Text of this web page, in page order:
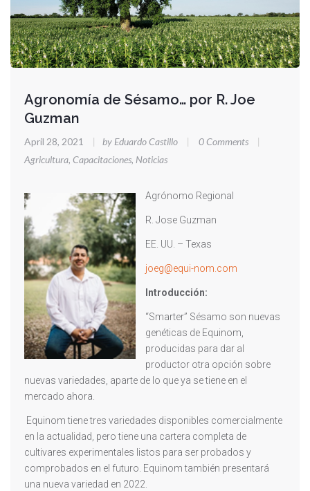
Agronomía de Sésamo… por R. Joe
Guzman
April 28, 2021 | by Eduardo Castillo | 0 Comments
|
Agricultura, Capacitaciones, Noticias
Agrónomo Regional
R. Jose Guzman
EE. UU. – Texas
joeg@equi-nom.com
Introducción:
“Smarter” Sésamo son nuevas
genéticas de Equinom,
producidas para dar al
productor otra opción sobre
nuevas variedades, aparte de lo que ya se tiene en el
mercado ahora.
Equinom tiene tres variedades disponibles comercialmente
en la actualidad, pero tiene una cartera completa de
cultivares experimentales listos para ser probados y
comprobados en el futuro. Equinom también presentará
una nueva variedad en 2022.